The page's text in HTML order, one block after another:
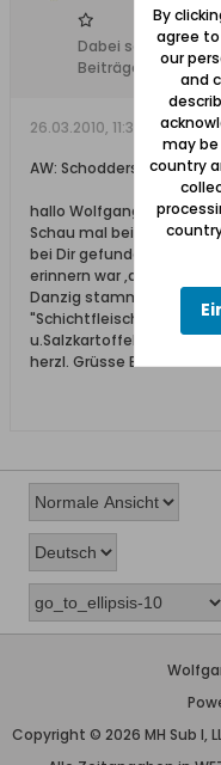
Dabei seit:
Beiträge:
95
26.03.2010, 11:39
AW: Schodderstroh
hallo Wolfgang!
Schau mal bei
bei Dir gefunden
erinnern war ,damals 6
Danzig stammend in
"Schichtfleisch"Gulasch
u.Salzkartoffeln dazu.
herzl. Grüsse Eva
Copyright © 2026 MH Sub I,
By
agree
our
and
may
country